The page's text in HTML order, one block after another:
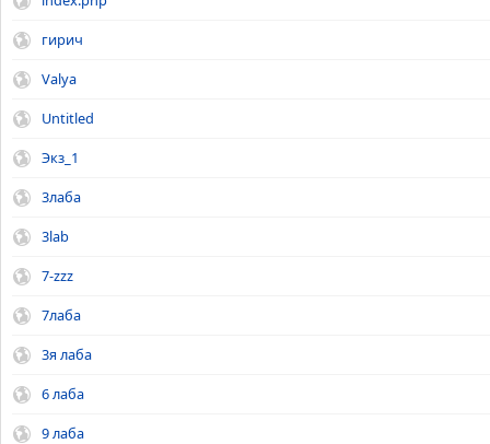
гирич
Valya
Untitled
Экз_1
3лаба
3lab
7-zzz
7лаба
3я лаба
6 лаба
9 лаба